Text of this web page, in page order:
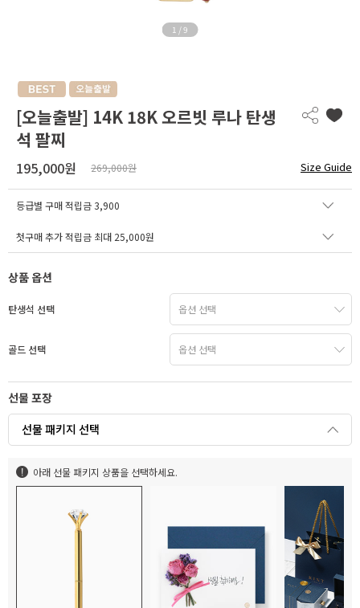
1 /9
[오늘출발] 14K 18K 오르빗 루나 탄생
석 팔찌
195,000원 269,000원 Size Guide
등급별 구매 적립금3,900
첫구매 추가 적립금 최대 25,000원
상품 옵션
탄생석 선택
골드 선택
선물 포장
선물 패키지 선택
아래 선물 패키지 상품을 선택하세요.